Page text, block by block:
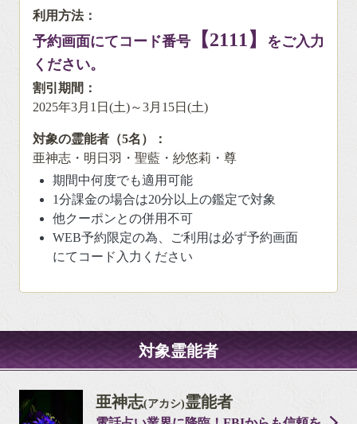
利用方法：
予約画面にてコード番号 【2111】
をご入力
ください。
割引期間：
2025年3月1日(土)～3月15日(土)
対象の霊能者（5名）：
亜神志・明日羽・聖藍・紗悠莉・尊
期間中何度でも適用可能
1分課金の場合は20分以上の鑑定で対象
他クーポンとの併用不可
WEB予約限定の為、ご利用は必ず予約画面
にてコード入力ください
対象霊能者
亜神志(アカシ)霊能者